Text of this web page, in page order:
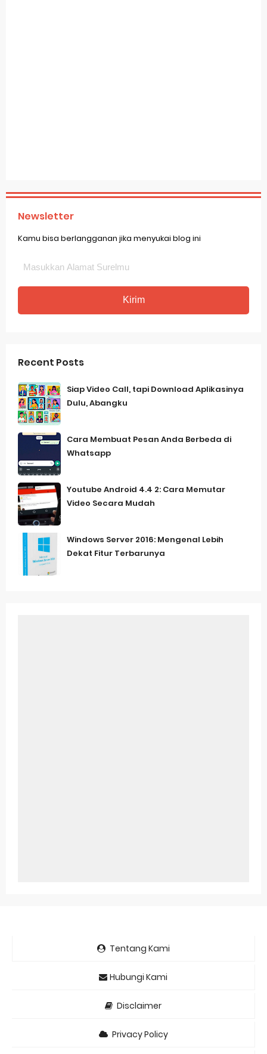
Newsletter
Kamu bisa berlangganan jika menyukai blog ini
Recent Posts
Siap Video Call, tapi Download Aplikasinya
Dulu, Abangku
Cara Membuat Pesan Anda Berbeda di
Whatsapp
Youtube Android 4.4 2: Cara Memutar
Video Secara Mudah
Windows Server 2016: Mengenal Lebih
Dekat Fitur Terbarunya
Tentang Kami
Hubungi Kami
Disclaimer
Privacy Policy